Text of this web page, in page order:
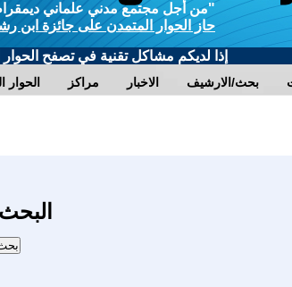
"من أجل مجتمع مدني علماني
حاز الحوار المتمدن على جائزة ابن
إذا لديكم مشاكل تقنية في تصفح الحوار
الحوار مراكز الاخبار بحث/الارشيف